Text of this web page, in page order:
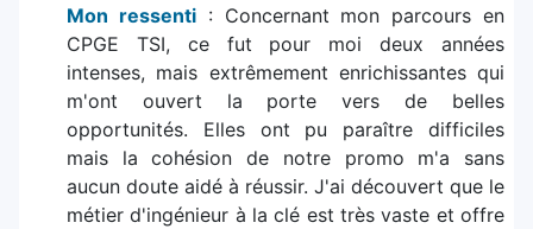
Mon ressenti: Concernant mon parcours en
CPGE TSI, ce fut pour moi deux années
intenses, mais extrêmement enrichissantes qui
m'ont ouvert la porte vers de belles
opportunités. Elles ont pu paraître difficiles
mais la cohésion de notre promo m'a sans
aucun doute aidé à réussir. J'ai découvert que le
métier d'ingénieur à la clé est très vaste et offre